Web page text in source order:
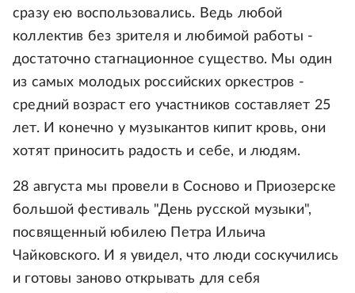
сразу ею воспользовались. Ведь любой
коллектив без зрителя и любимой работы -
достаточно стагнационное существо. Мы один
из самых молодых российских оркестров -
средний возраст его участников составляет 25
лет. И конечно у музыкантов кипит кровь, они
хотят приносить радость и себе, и людям.
28 августа мы провели в Сосново и Приозерске
большой фестиваль "День русской музыки",
посвященный юбилею Петра Ильича
Чайковского. И я увидел, что люди соскучились
и готовы заново открывать для себя